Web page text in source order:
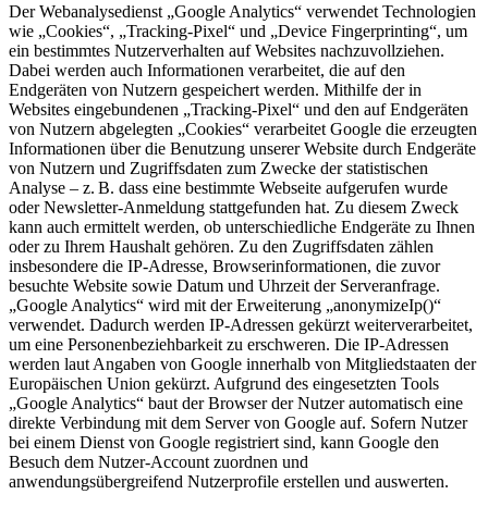
Der Webanalysedienst „Google Analytics“ verwendet Technologien
wie „Cookies“, „Tracking-Pixel“ und „Device Fingerprinting“, um
ein bestimmtes Nutzerverhalten auf Websites nachzuvollziehen.
Dabei werden auch Informationen verarbeitet, die auf den
Endgeräten von Nutzern gespeichert werden. Mithilfe der in
Websites eingebundenen „Tracking-Pixel“ und den auf Endgeräten
von Nutzern abgelegten „Cookies“ verarbeitet Google die erzeugten
Informationen über die Benutzung unserer Website durch Endgeräte
von Nutzern und Zugriffsdaten zum Zwecke der statistischen
Analyse – z. B. dass eine bestimmte Webseite aufgerufen wurde
oder Newsletter-Anmeldung stattgefunden hat. Zu diesem Zweck
kann auch ermittelt werden, ob unterschiedliche Endgeräte zu Ihnen
oder zu Ihrem Haushalt gehören. Zu den Zugriffsdaten zählen
insbesondere die IP-Adresse, Browserinformationen, die zuvor
besuchte Website sowie Datum und Uhrzeit der Serveranfrage.
„Google Analytics“ wird mit der Erweiterung „anonymizeIp()“
verwendet. Dadurch werden IP-Adressen gekürzt weiterverarbeitet,
um eine Personenbeziehbarkeit zu erschweren. Die IP-Adressen
werden laut Angaben von Google innerhalb von Mitgliedstaaten der
Europäischen Union gekürzt. Aufgrund des eingesetzten Tools
„Google Analytics“ baut der Browser der Nutzer automatisch eine
direkte Verbindung mit dem Server von Google auf. Sofern Nutzer
bei einem Dienst von Google registriert sind, kann Google den
Besuch dem Nutzer-Account zuordnen und
anwendungsübergreifend Nutzerprofile erstellen und auswerten.